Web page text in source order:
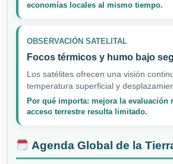
economías locales al mismo tiempo.
OBSERVACIÓN SATELITAL
Focos térmicos y humo bajo
Los satélites ofrecen una visión
temperatura superficial y
Por qué importa: mejora la evaluación
acceso terrestre resulta limitado.
Agenda Global de la